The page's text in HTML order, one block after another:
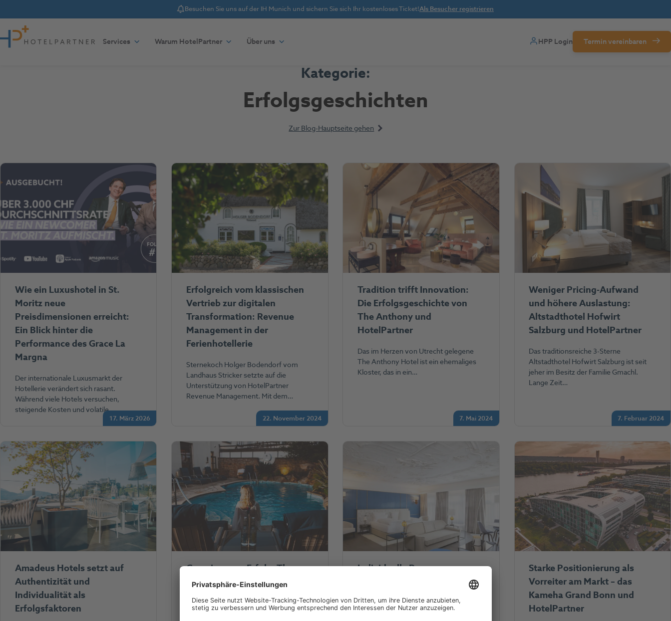
Notice
Besuchen Sie uns auf der IH Munich und sichern Sie sich Ihr kostenloses Ticket!Als Besucher registrieren
Zum Inhalt springen
Services
Warum HotelPartner Über uns HPP Login Termin vereinbaren
Kategorie:
Erfolgsgeschichten
Zur Blog-Hauptseite gehen
17. März 2026
Wie ein Luxushotel in St.
Moritz neue
Preisdimensionen erreicht:
Ein Blick hinter die
Performance des Grace La
Margna
Der internationale Luxusmarkt der
Hotellerie verändert sich rasant.
Während viele Hotels versuchen,
steigende Kosten und volatile…
22. November 2024
Erfolgreich vom klassischen
Vertrieb zur digitalen
Transformation: Revenue
Management in der
Ferienhotellerie
Sternekoch Holger Bodendorf vom
Landhaus Stricker setzte auf die
Unterstützung von HotelPartner
Revenue Management. Mit dem…
7. Mai 2024
Tradition trifft Innovation:
Die Erfolgsgeschichte von
The Anthony und
HotelPartner
Das im Herzen von Utrecht gelegene
The Anthony Hotel ist ein ehemaliges
Kloster, das in ein…
7. Februar 2024
Weniger Pricing-Aufwand
und höhere Auslastung:
Altstadthotel Hofwirt
Salzburg und HotelPartner
Das traditionsreiche 3-Sterne
Altstadthotel Hofwirt Salzburg ist seit
jeher im Besitz der Familie Gmachl.
Lange Zeit…
Amadeus Hotels setzt auf
Authentizität und
Individualität als
Erfolgsfaktoren
Gemeinsamer Erfolg: The
Club Hotel & Spa Jersey und
HotelPartner
Individuelle Revenue-
Hotels: Die Erfolgsgeschichte
von Amadeus Hotels und
Starke Positionierung als
Vorreiter am Markt – das
Kameha Grand Bonn und
HotelPartner